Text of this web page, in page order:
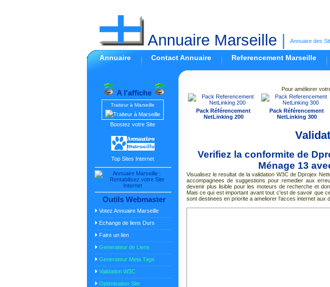
Annuaire Marseille Annuaire des
Annuaire Contact Annuaire Referencement Marseille
A l'affiche
Traiteur à Marseille
Boostez votre Site
Top Sites Internet
Outils Webmaster
Votez Annuaire Marseille
Echange de liens Durs
Faire un lien
Generateur de Liens
Generateur Meta Tags
Validation W3C
Optimisation Site
Pour améliorer
Pack Référencement
NetLinking 200
Pack Référencement
NetLinking 300
Verifiez la conformite de
Ménage 13
Visualisez le resultat de la validation W3C de Dprojex
accompagnees de suggestions pour remedier aux
devenir plus lisible pour les moteurs de recherche et
Mais ce qui est important avant tout c'est de savoir que
sont destinees en priorite a ameliorer l'acces internet aux